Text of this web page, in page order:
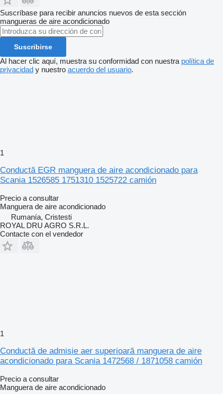
Suscríbase para recibir anuncios nuevos de esta sección
mangueras de aire acondicionado
Suscribirse
Al hacer clic aquí, muestra su conformidad con nuestra política de
privacidad y nuestro acuerdo del usuario.
1
Conductă EGR manguera de aire acondicionado para
Scania 1526585 1751310 1525722 camión
Precio a consultar
Manguera de aire acondicionado
Rumanía, Cristesti
ROYAL DRU AGRO S.R.L.
Contacte con el vendedor
1
Conductă de admisie aer superioară manguera de aire
acondicionado para Scania 1472568 / 1871058 camión
Precio a consultar
Manguera de aire acondicionado